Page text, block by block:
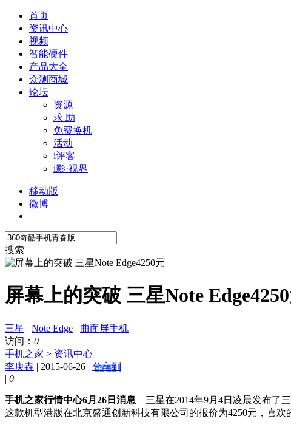
首页
资讯中心
视频
智能硬件
产品大全
众测商城
论坛
资源
求 助
免费换机
活动
i评客
i影·视界
移动版
微博
搜索
屏幕上的突破 三星Note
三星 Note Edge
曲面屏手机
访问： 0
手机之家 > 资讯中心
李庚垚 | 2015-06-26 | 分享到
| 0
手机之家行情中心6月26日消息—三星在2014年9月4日凌晨发布了
这款机型港版在北京盛通创新科技有限公司的报价为4250元，喜欢